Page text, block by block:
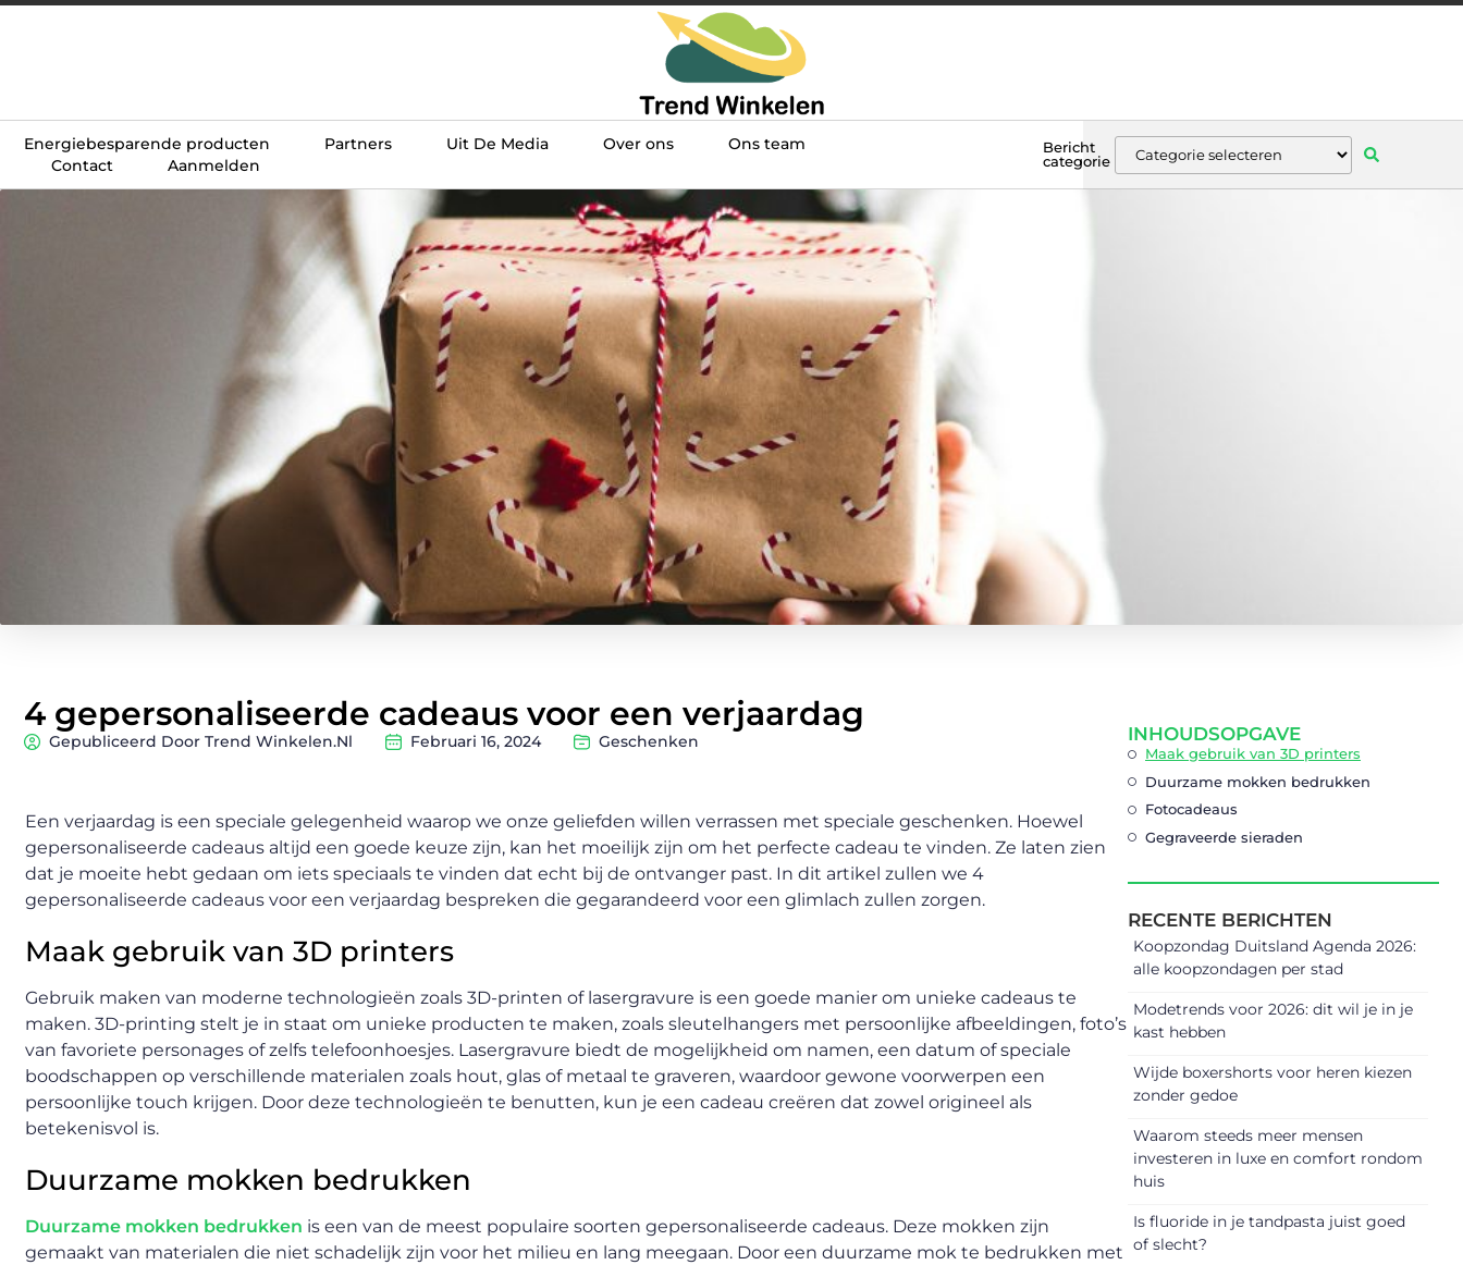
Energiebesparende producten Partners Uit De Media Over ons
Ons team
Contact
Aanmelden
Bericht
categorie
4 gepersonaliseerde cadeaus voor een verjaardag
Gepubliceerd Door Trend Winkelen.nl Februari 16, 2024 Geschenken
Een verjaardag is een speciale gelegenheid waarop we onze geliefden willen verrassen met speciale geschenken. Hoewel
gepersonaliseerde cadeaus altijd een goede keuze zijn, kan het moeilijk zijn om het perfecte cadeau te vinden. Ze laten zien
dat je moeite hebt gedaan om iets speciaals te vinden dat echt bij de ontvanger past. In dit artikel zullen we 4
gepersonaliseerde cadeaus voor een verjaardag bespreken die gegarandeerd voor een glimlach zullen zorgen.
Maak gebruik van 3D printers
Gebruik maken van moderne technologieën zoals 3D-printen of lasergravure is een goede manier om unieke cadeaus te
maken. 3D-printing stelt je in staat om unieke producten te maken, zoals sleutelhangers met persoonlijke afbeeldingen, foto’s
van favoriete personages of zelfs telefoonhoesjes. Lasergravure biedt de mogelijkheid om namen, een datum of speciale
boodschappen op verschillende materialen zoals hout, glas of metaal te graveren, waardoor gewone voorwerpen een
persoonlijke touch krijgen. Door deze technologieën te benutten, kun je een cadeau creëren dat zowel origineel als
betekenisvol is.
Duurzame mokken bedrukken
Duurzame mokken bedrukken is een van de meest populaire soorten gepersonaliseerde cadeaus. Deze mokken zijn
gemaakt van materialen die niet schadelijk zijn voor het milieu en lang meegaan. Door een duurzame mok te bedrukken met
INHOUDSOPGAVE
Maak gebruik van 3D printers
Duurzame mokken bedrukken
Fotocadeaus
Gegraveerde sieraden
RECENTE BERICHTEN
Koopzondag Duitsland Agenda 2026:
alle koopzondagen per stad
Modetrends voor 2026: dit wil je in je
kast hebben
Wijde boxershorts voor heren kiezen
zonder gedoe
Waarom steeds meer mensen
investeren in luxe en comfort rondom
huis
Is fluoride in je tandpasta juist goed
of slecht?